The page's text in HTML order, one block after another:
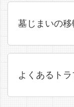
墓じまいの
よくあるト